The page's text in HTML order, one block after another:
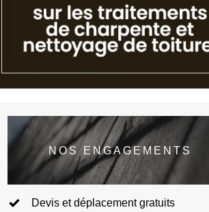
NOS ENGAGEMENTS
Devis et déplacement gratuits